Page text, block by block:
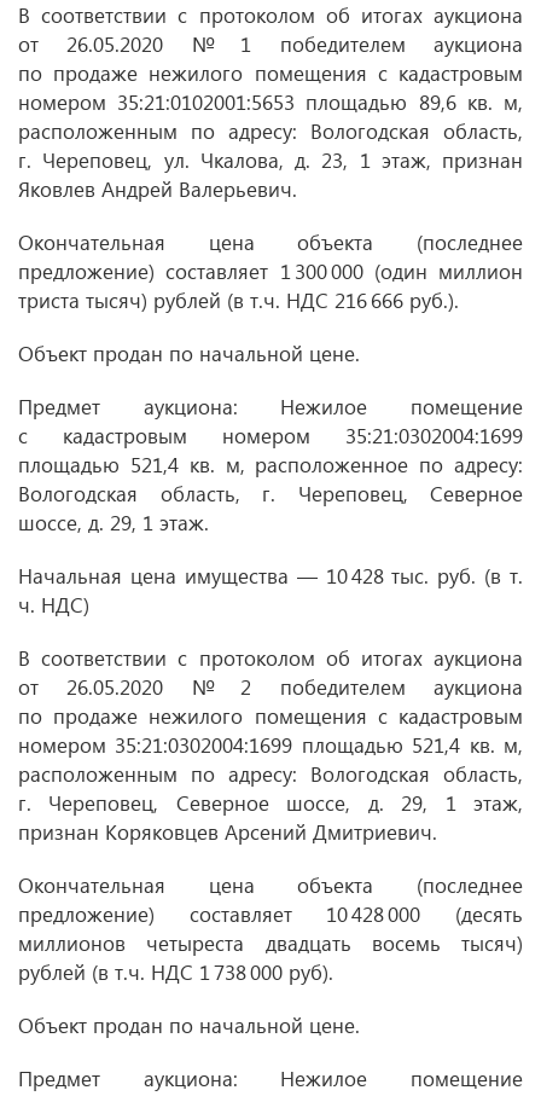
В соответствии с протоколом об итогах аукциона
от 26.05.2020 № 1 победителем аукциона
по продаже нежилого помещения с кадастровым
номером 35:21:0102001:5653 площадью 89,6 кв. м,
расположенным по адресу: Вологодская область,
г. Череповец, ул. Чкалова, д. 23, 1 этаж, признан
Яковлев Андрей Валерьевич.
Окончательная цена объекта (последнее
предложение) составляет 1 300 000 (один миллион
триста тысяч) рублей (в т.ч. НДС 216 666 руб.).
Объект продан по начальной цене.
Предмет аукциона: Нежилое помещение
с кадастровым номером 35:21:0302004:1699
площадью 521,4 кв. м, расположенное по адресу:
Вологодская область, г. Череповец, Северное
шоссе, д. 29, 1 этаж.
Начальная цена имущества — 10 428 тыс. руб. (в т.
ч. НДС)
В соответствии с протоколом об итогах аукциона
от 26.05.2020 № 2 победителем аукциона
по продаже нежилого помещения с кадастровым
номером 35:21:0302004:1699 площадью 521,4 кв. м,
расположенным по адресу: Вологодская область,
г. Череповец, Северное шоссе, д. 29, 1 этаж,
признан Коряковцев Арсений Дмитриевич.
Окончательная цена объекта (последнее
предложение) составляет 10 428 000 (десять
миллионов четыреста двадцать восемь тысяч)
рублей (в т.ч. НДС 1 738 000 руб).
Объект продан по начальной цене.
Предмет аукциона: Нежилое помещение